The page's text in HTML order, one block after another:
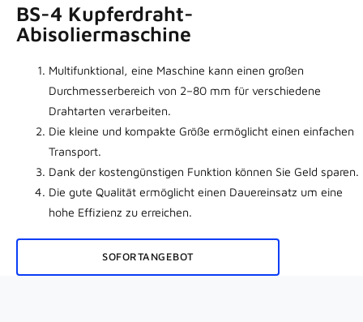
BS-4 Kupferdraht-
Abisoliermaschine
Multifunktional, eine Maschine kann einen großen
Durchmesserbereich von 2–80 mm für verschiedene
Drahtarten verarbeiten.
Die kleine und kompakte Größe ermöglicht einen einfachen
Transport.
Dank der kostengünstigen Funktion können Sie Geld sparen.
Die gute Qualität ermöglicht einen Dauereinsatz um eine
hohe Effizienz zu erreichen.
SOFORTANGEBOT